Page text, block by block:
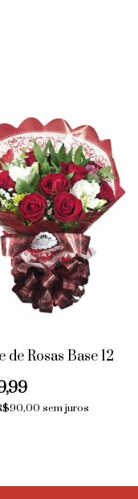
de Rosas Base 12
sem juros